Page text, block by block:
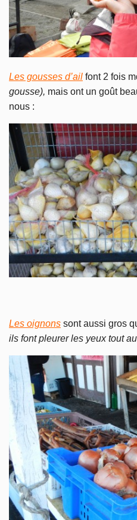
Les gousses d’ail font 2 fois
gousse), mais ont un goût
nous :
Les oignons sont aussi gros
ils font pleurer les yeux tout